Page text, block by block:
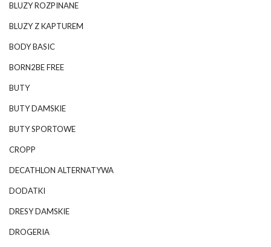
BLUZY ROZPINANE
BLUZY Z KAPTUREM
BODY BASIC
BORN2BE FREE
BUTY
BUTY DAMSKIE
BUTY SPORTOWE
CROPP
DECATHLON ALTERNATYWA
DODATKI
DRESY DAMSKIE
DROGERIA